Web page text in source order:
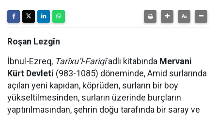
Roşan Lezgîn
İbnul-Ezreq, Tarîxu’l-Fariqîadlı kitabında Mervani
Kürt Devleti (983-1085) döneminde, Amid surlarında
açılan yeni kapıdan, köprüden, surların bir boy
yükseltilmesinden, surların üzerinde burçların
yaptırılmasından, şehrin doğu tarafında bir saray ve